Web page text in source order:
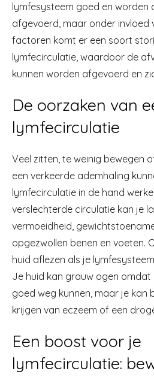
lymfesysteem goed en
afgevoerd, maar onder invloed
factoren komt er een soort
lymfecirculatie, waardoor de
kunnen worden afgevoerd en
De oorzaken van
lymfecirculatie
Veel zitten, te weinig bewegen
een verkeerde ademhaling
lymfecirculatie in de hand
verslechterde circulatie kan je
vermoeidheid,
opgezwollen benen en voeten.
huid aflezen als je
Je huid kan grauw ogen
goed weg kunnen, maar je kan
krijgen van eczeem of een
Een boost voor je
lymfecirculatie: